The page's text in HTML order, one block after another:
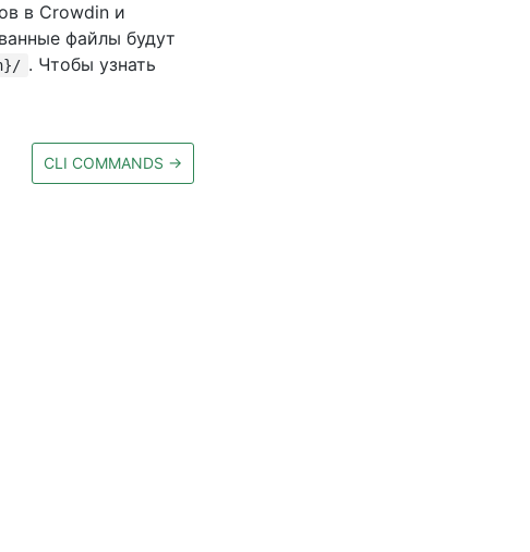
в Crowdin и
файлы будут
. Чтобы узнать
CLI COMMANDS →